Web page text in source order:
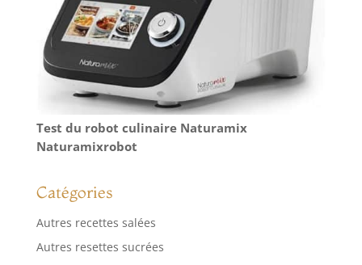
Test du robot culinaire Naturamix
Naturamixrobot
Catégories
Autres recettes salées
Autres resettes sucrées